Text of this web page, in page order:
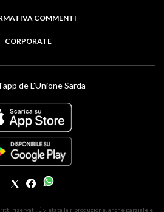
COMMENTI
CORPORATE
de L'Unione Sarda
riservati. É vietata la riproduzione, anche parziale e